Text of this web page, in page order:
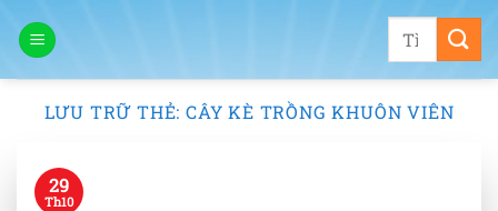
qua
Tìm
LƯU TRỮ THẺ: CÂY KÈ TRỒNG KHUÔN VIÊN
29
Th10